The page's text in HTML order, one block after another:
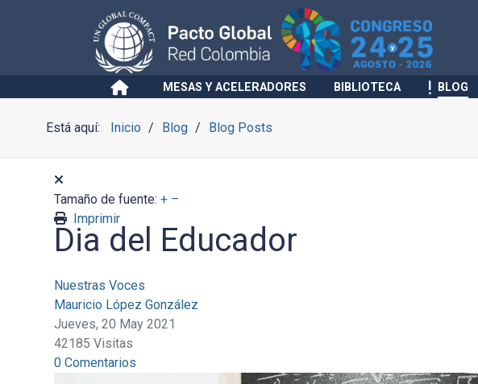
MESAS Y ACELERADORES BIBLIOTECA BLOG
Está aquí: Inicio Blog Blog Posts
Tamaño de fuente: + –
Imprimir
Dia del Educador
Nuestras Voces
Mauricio López González
Jueves, 20 May 2021
42185 Visitas
0 Comentarios